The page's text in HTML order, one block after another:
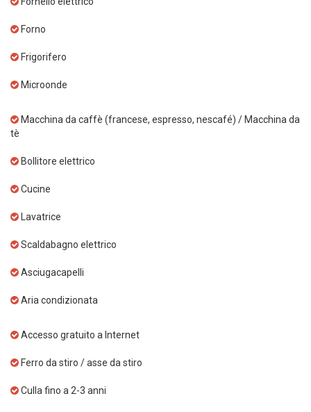
Forno
Frigorifero
Microonde
Macchina da caffè (francese, espresso, nescafé) / Macchina da
tè
Bollitore elettrico
Cucine
Lavatrice
Scaldabagno elettrico
Asciugacapelli
Aria condizionata
Accesso gratuito a Internet
Ferro da stiro / asse da stiro
Culla fino a 2-3 anni